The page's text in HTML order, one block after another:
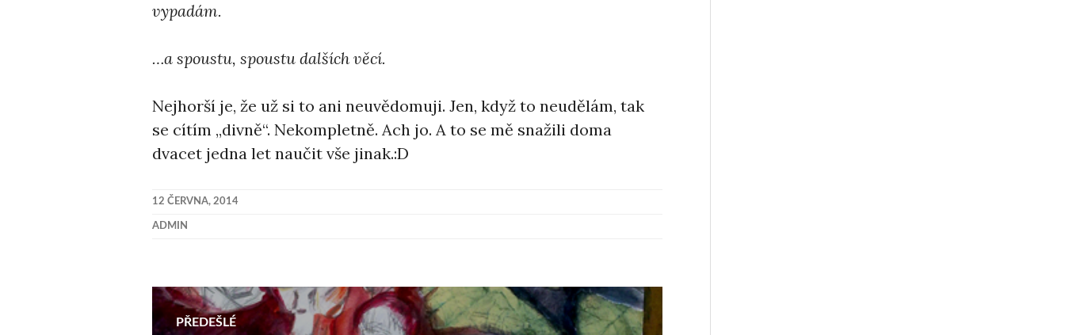
vypadám.
…a spoustu, spoustu dalších věcí.
Nejhorší je, že už si to ani neuvědomuji. Jen, když to neudělám, tak
se cítím ,,divně“. Nekompletně. Ach jo. A to se mě snažili doma
dvacet jedna let naučit vše jinak.:D
12 ČERVNA, 2014
ADMIN
Navigace
PŘEDEŠLÉ